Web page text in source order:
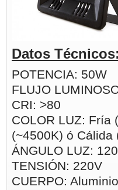
Datos
POTENCIA: 50W
FLUJO
CRI: >80
COLOR LUZ: Fría
(~4500K) ó Cálida
ÁNGULO LUZ:
TENSIÓN: 220V
CUERPO: Aluminio